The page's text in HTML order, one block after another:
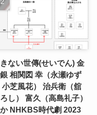
ない世傳(せいでん) 金
相関図 幸（永瀬ゆず
小芝風花） 治兵衛（舘
し） 富久（高島礼子）
NHKBS時代劇 2023